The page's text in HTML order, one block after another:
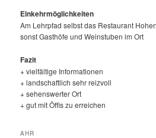
Einkehrmöglichkeiten
Am Lehrpfad selbst das Restaurant
sonst Gasthöfe und Weinstuben im Ort
Fazit
+ vielfältige Informationen
+ landschaftlich sehr reizvoll
+ sehenswerter Ort
+ gut mit Öffis zu erreichen
AHR